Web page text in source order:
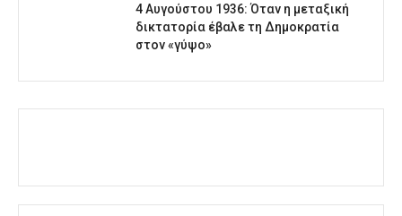
4 Αυγούστου 1936: Όταν η μεταξική
δικτατορία έβαλε τη Δημοκρατία
στον «γύψο»